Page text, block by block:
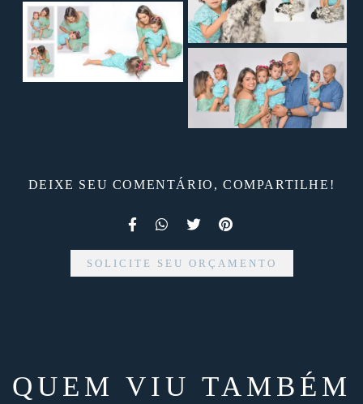
DEIXE SEU COMENTÁRIO, COMPARTILHE!
SOLICITE SEU ORÇAMENTO
QUEM VIU TAMBÉM